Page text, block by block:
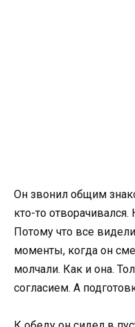
Он звонил общим
кто-то отворачивался.
Потому что все
моменты, когда он
молчали. Как и она.
согласием. А